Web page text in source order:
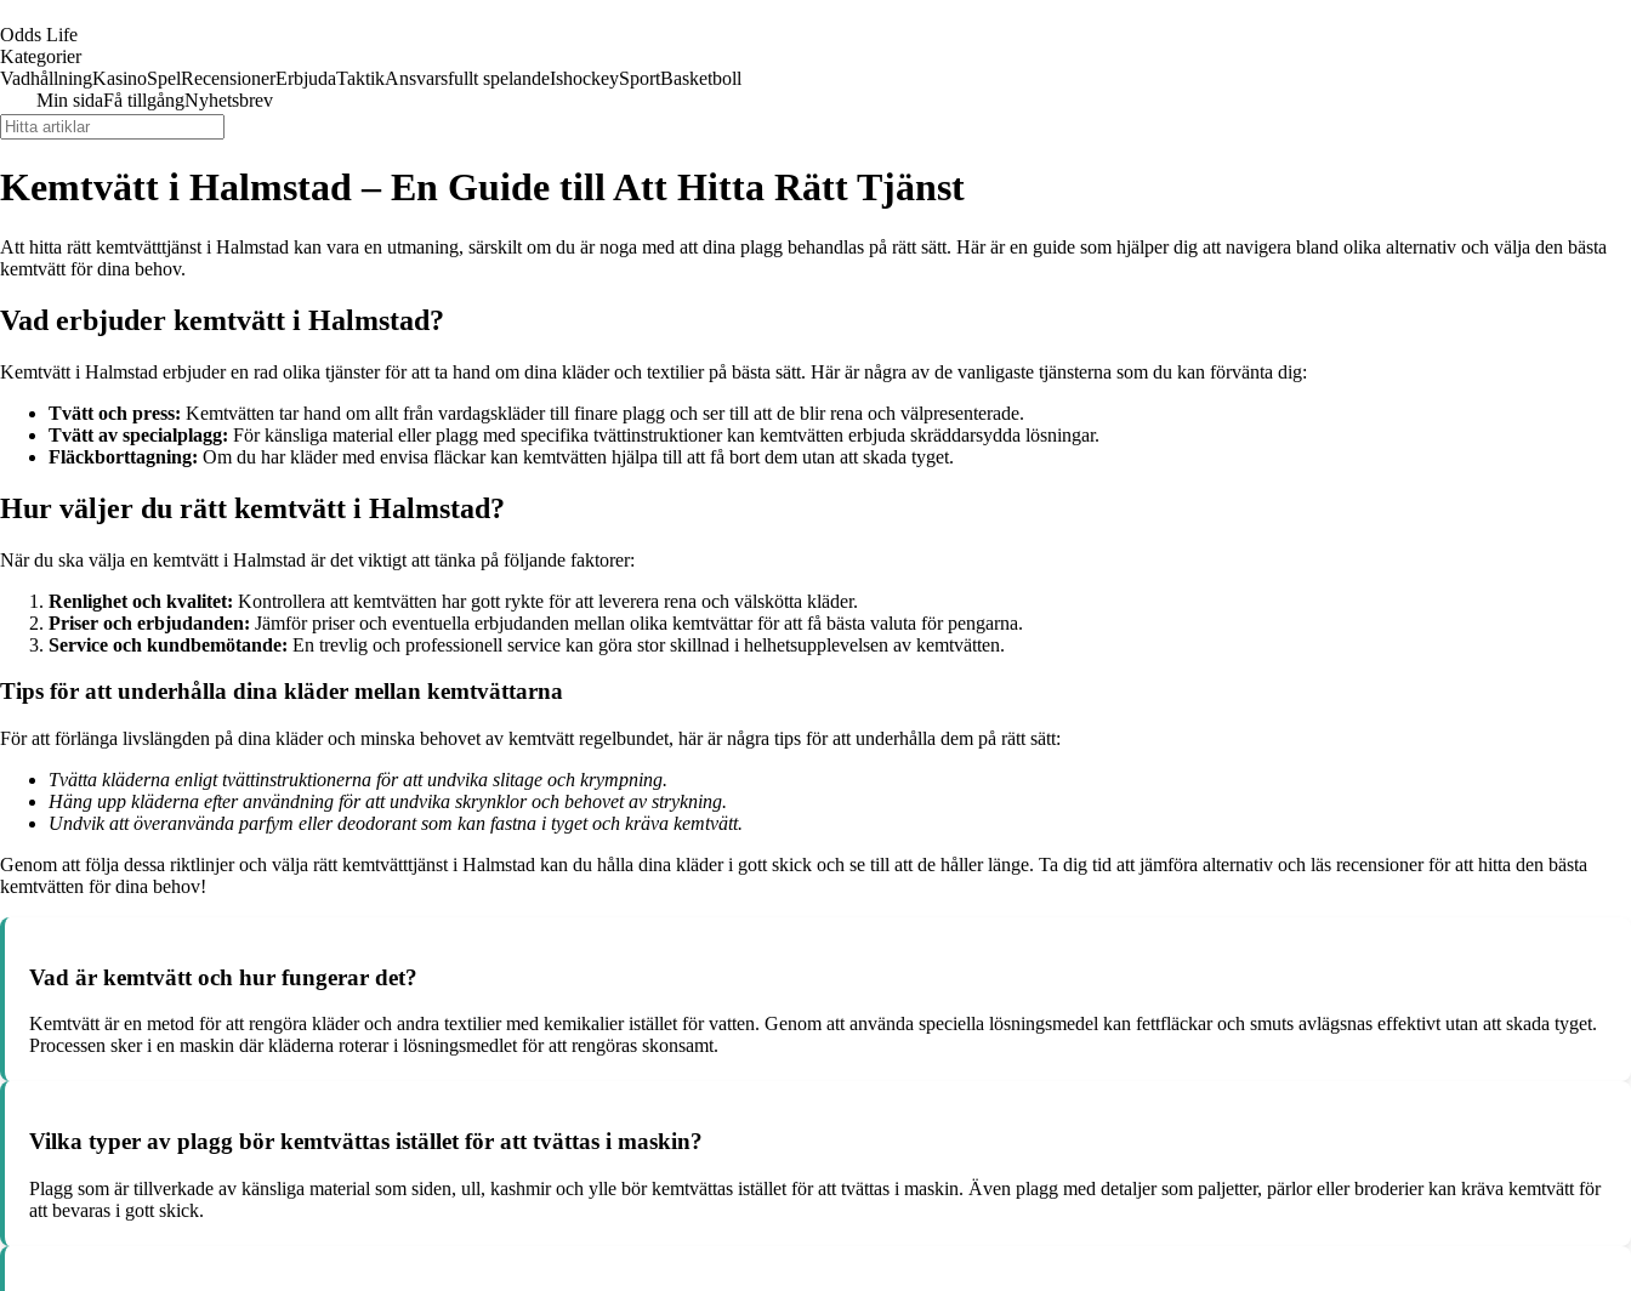
Odds Life
Kategorier
VadhållningKasinoSpelRecensionerErbjudaTaktikAnsvarsfullt spelandeIshockeySportBasketboll
Min sidaFå tillgångNyhetsbrev
Kemtvätt i Halmstad – En Guide till Att Hitta Rätt Tjänst
Att hitta rätt kemtvätttjänst i Halmstad kan vara en utmaning, särskilt om du är noga med att dina plagg behandlas på rätt sätt. Här är en guide som hjälper dig att navigera bland olika alternativ och välja den bästa
kemtvätt för dina behov.
Vad erbjuder kemtvätt i Halmstad?
Kemtvätt i Halmstad erbjuder en rad olika tjänster för att ta hand om dina kläder och textilier på bästa sätt. Här är några av de vanligaste tjänsterna som du kan förvänta dig:
Tvätt och press: Kemtvätten tar hand om allt från vardagskläder till finare plagg och ser till att de blir rena och välpresenterade.
Tvätt av specialplagg: För känsliga material eller plagg med specifika tvättinstruktioner kan kemtvätten erbjuda skräddarsydda lösningar.
Fläckborttagning: Om du har kläder med envisa fläckar kan kemtvätten hjälpa till att få bort dem utan att skada tyget.
Hur väljer du rätt kemtvätt i Halmstad?
När du ska välja en kemtvätt i Halmstad är det viktigt att tänka på följande faktorer:
Renlighet och kvalitet: Kontrollera att kemtvätten har gott rykte för att leverera rena och välskötta kläder.
Priser och erbjudanden: Jämför priser och eventuella erbjudanden mellan olika kemtvättar för att få bästa valuta för pengarna.
Service och kundbemötande: En trevlig och professionell service kan göra stor skillnad i helhetsupplevelsen av kemtvätten.
Tips för att underhålla dina kläder mellan kemtvättarna
För att förlänga livslängden på dina kläder och minska behovet av kemtvätt regelbundet, här är några tips för att underhålla dem på rätt sätt:
Tvätta kläderna enligt tvättinstruktionerna för att undvika slitage och krympning.
Häng upp kläderna efter användning för att undvika skrynklor och behovet av strykning.
Undvik att överanvända parfym eller deodorant som kan fastna i tyget och kräva kemtvätt.
Genom att följa dessa riktlinjer och välja rätt kemtvätttjänst i Halmstad kan du hålla dina kläder i gott skick och se till att de håller länge. Ta dig tid att jämföra alternativ och läs recensioner för att hitta den bästa
kemtvätten för dina behov!
Vad är kemtvätt och hur fungerar det?
Kemtvätt är en metod för att rengöra kläder och andra textilier med kemikalier istället för vatten. Genom att använda speciella lösningsmedel kan fettfläckar och smuts avlägsnas effektivt utan att skada tyget.
Processen sker i en maskin där kläderna roterar i lösningsmedlet för att rengöras skonsamt.
Vilka typer av plagg bör kemtvättas istället för att tvättas i maskin?
Plagg som är tillverkade av känsliga material som siden, ull, kashmir och ylle bör kemtvättas istället för att tvättas i maskin. Även plagg med detaljer som paljetter, pärlor eller broderier kan kräva kemtvätt för
att bevaras i gott skick.